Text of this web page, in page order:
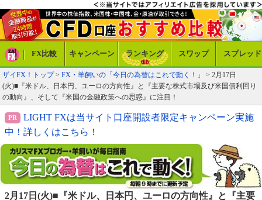
FX比較 キャンペーン ランキング スワップ スプレッド
ザイFX！トップ> FX・羊飼いの「今日の為替はこれで動く！」
> 2月17日
(火)■『米ドル、日本円、ユーロの方向性』と『主要な株式市場及び米国債利回り
の動向』、そして『米国の金融政策への思惑』に注目！
LIGHT FXは当サイト口座開設者限定キャンペーン実施
中！詳しくはこちら！
2月17日(火)■『米ドル、日本円、ユーロの方向性』と『主要